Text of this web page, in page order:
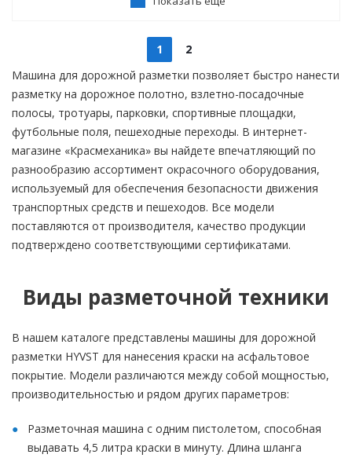
1
2
Машина для дорожной разметки позволяет быстро нанести
разметку на дорожное полотно, взлетно-посадочные
полосы, тротуары, парковки, спортивные площадки,
футбольные поля, пешеходные переходы. В интернет-
магазине «Красмеханика» вы найдете впечатляющий по
разнообразию ассортимент окрасочного оборудования,
используемый для обеспечения безопасности движения
транспортных средств и пешеходов. Все модели
поставляются от производителя, качество продукции
подтверждено соответствующими сертификатами.
Виды разметочной техники
В нашем каталоге представлены машины для дорожной
разметки HYVST для нанесения краски на асфальтовое
покрытие. Модели различаются между собой мощностью,
производительностью и рядом других параметров:
Разметочная машина с одним пистолетом, способная
выдавать 4,5 литра краски в минуту. Длина шланга